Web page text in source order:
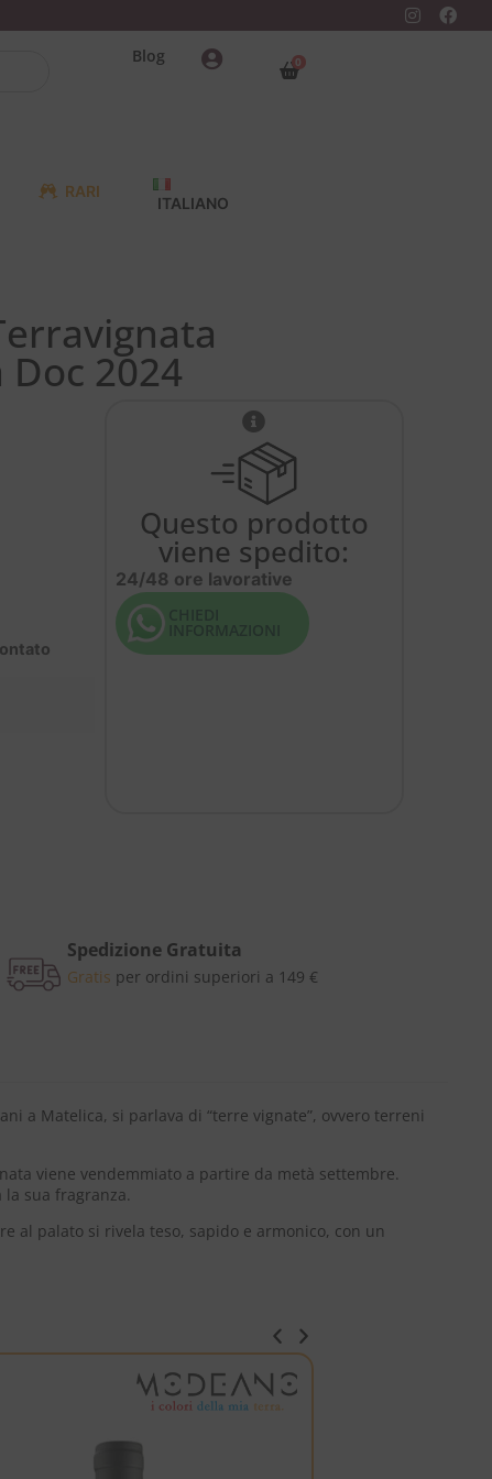
Blog 0
RARI
ITALIANO
2024
Questo prodotto
viene spedito:
24/48 ore lavorative
Spedizione Gratuita
Gratis per ordini superiori a 149 €
a Matelica, si parlava di “terre vignate”, ovvero terreni
viene vendemmiato a partire da metà settembre.
sua fragranza.
al palato si rivela teso, sapido e armonico, con un